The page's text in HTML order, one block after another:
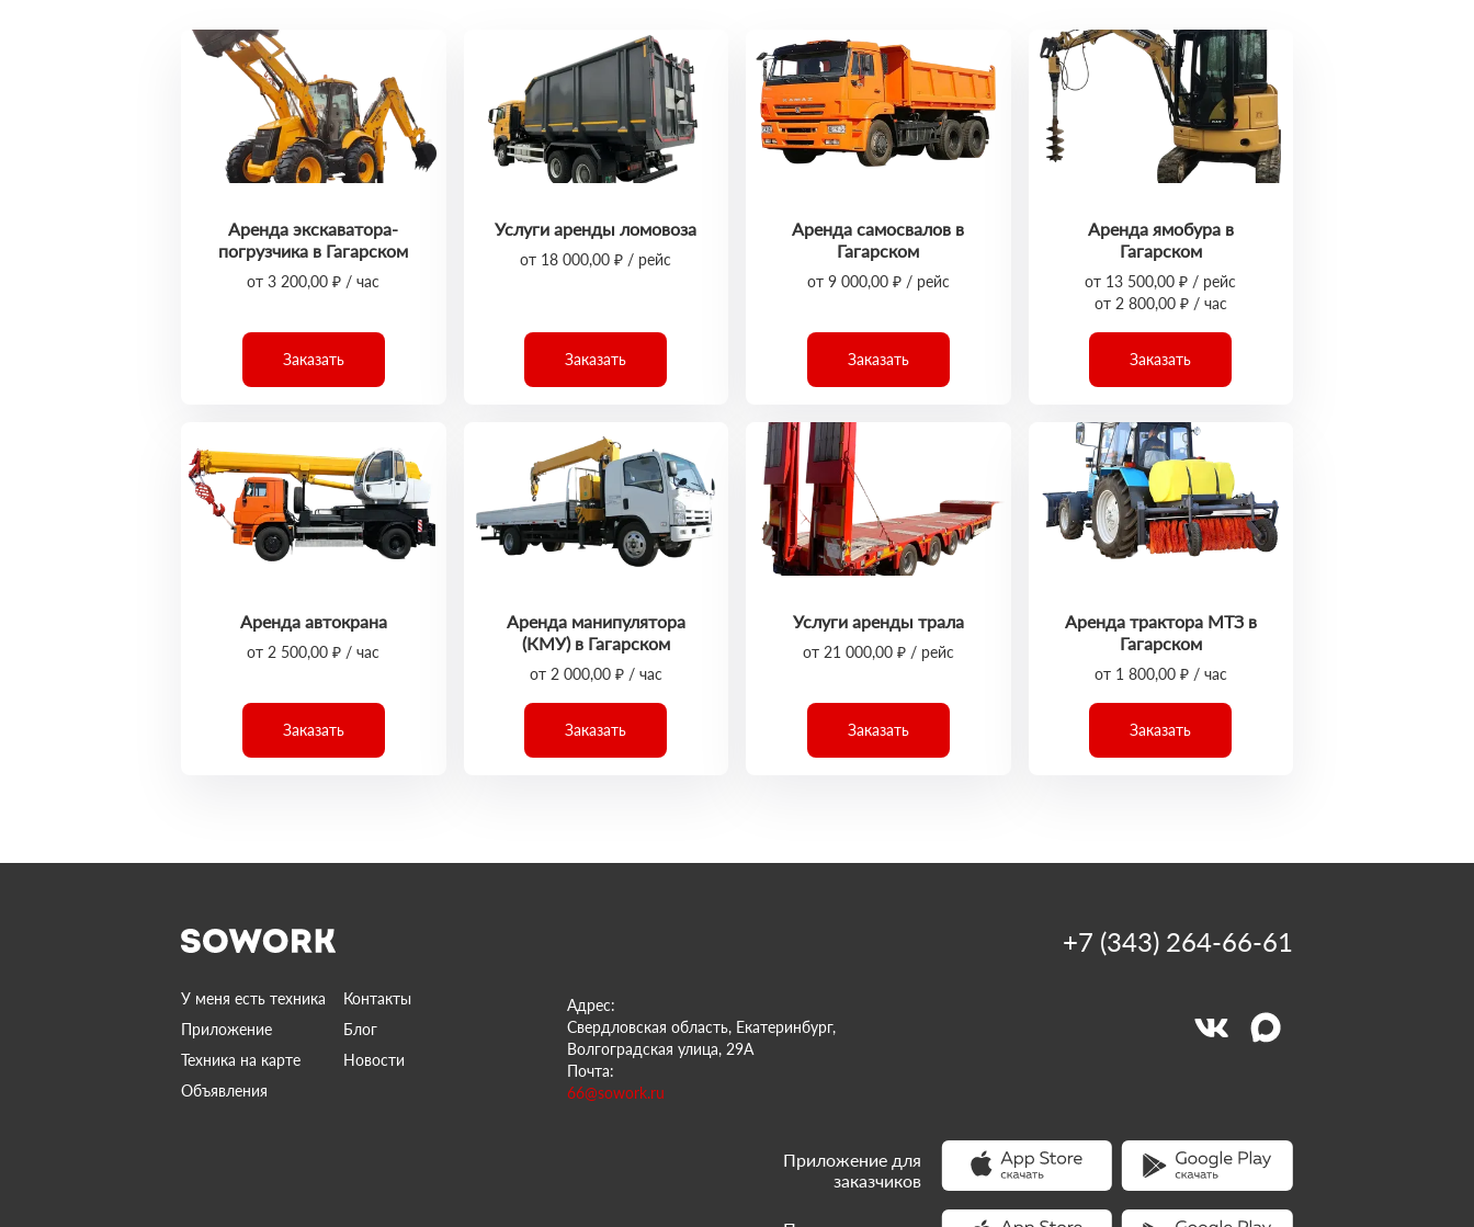
Аренда экскаватора-
погрузчика в Гагарском
от 3 200,00 ₽ / час
Заказать
Услуги аренды ломовоза
от 18 000,00 ₽ / рейс
Заказать
Аренда самосвалов в
Гагарском
от 9 000,00 ₽ / рейс
Заказать
Аренда ямобура в
Гагарском
от 13 500,00 ₽ / рейс
от 2 800,00 ₽ / час
Заказать
Аренда автокрана
от 2 500,00 ₽ / час
Заказать
Аренда манипулятора
(КМУ) в Гагарском
от 2 000,00 ₽ / час
Заказать
Услуги аренды трала
от 21 000,00 ₽ / рейс
Заказать
Аренда трактора МТЗ в
Гагарском
от 1 800,00 ₽ / час
Заказать
У меня есть техника
Контакты
Приложение
Блог
Техника на карте
Новости
Объявления
Адрес:
Свердловская область, Екатеринбург,
Волгоградская улица, 29А
Почта:
66@sowork.ru
+7 (343) 264-66-61
Приложение для
заказчиков